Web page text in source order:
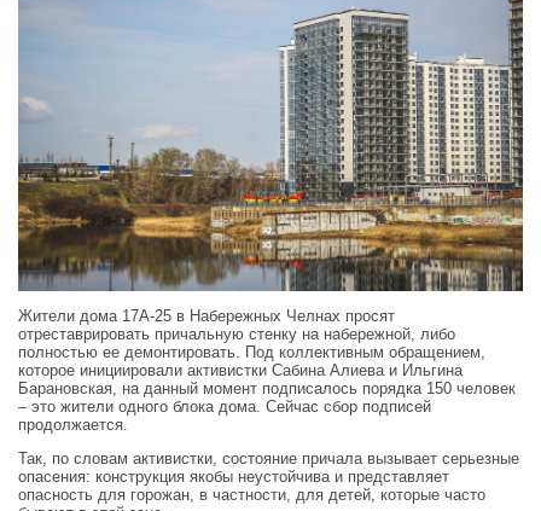
Жители дома 17А-25 в Набережных Челнах просят
отреставрировать причальную стенку на набережной, либо
полностью ее демонтировать. Под коллективным обращением,
которое инициировали активистки Сабина Алиева и Ильгина
Барановская, на данный момент подписалось порядка 150 человек
– это жители одного блока дома. Сейчас сбор подписей
продолжается.
Так, по словам активистки, состояние причала вызывает серьезные
опасения: конструкция якобы неустойчива и представляет
опасность для горожан, в частности, для детей, которые часто